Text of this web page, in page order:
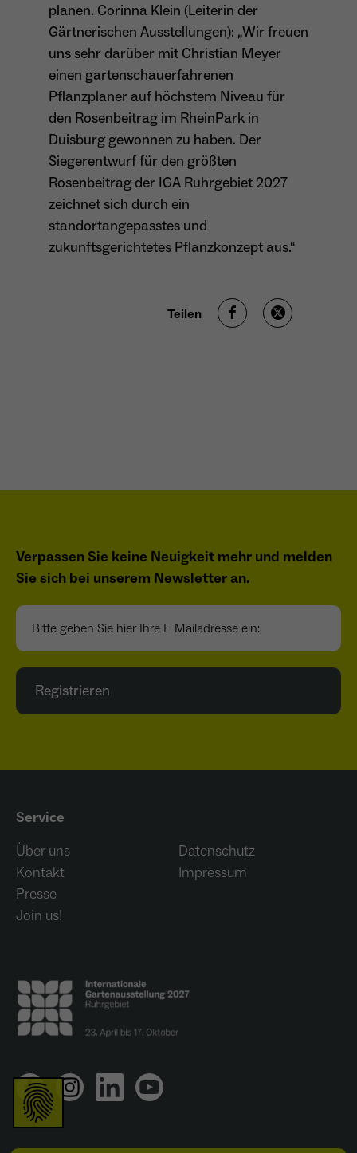
Temporäre Session-ID, ohne
personenbezogene Daten.
Anbieter Google Analytics
Laufzeit 1 Jahr
Zweck Unterscheidung der Webseitenbesucher.
_ga_TNS3S6RE8W
Anbieter Google LLC
- Wird von Google Ads / Google Tag Manager
interagieren
Name _fbp
Zweck
- Wiedererkennung von Nutzern zwischen
planen. Corinna Klein (Leiterin der
Gärtnerischen Ausstellungen): „Wir freuen
uns sehr darüber mit Christian Meyer
einen gartenschauerfahrenen
Pflanzplaner auf höchstem Niveau für
den Rosenbeitrag im RheinPark in
Duisburg gewonnen zu haben. Der
Siegerentwurf für den größten
Rosenbeitrag der IGA Ruhrgebiet 2027
zeichnet sich durch ein
standortangepasstes und
zukunftsgerichtetes Pflanzkonzept aus.“
Teilen
Verpassen Sie keine Neuigkeit mehr und melden
Sie sich bei unserem Newsletter an.
Bitte geben Sie hier Ihre E-Mailadresse ein:
Registrieren
Service
Über uns
Kontakt
Presse
Join us!
Datenschutz
Impressum